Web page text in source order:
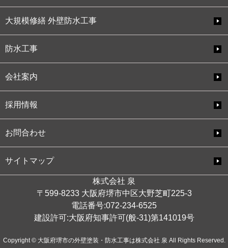
大規模修繕 外壁防水工事
防水工事
会社案内
採用情報
お問合わせ
サイトマップ
株式会社 泉
〒599-8233 大阪府堺市中区大野芝町225-3
電話番号:072-234-6525
建設許可:大阪府知事許可(般-31)第141019号
Copyright © 大阪府堺市の外壁塗装・防水工事は株式会社 泉 All Rights Reserved.